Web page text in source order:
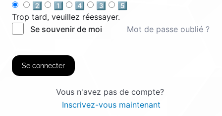
2️⃣
1️⃣ 4️⃣ 3️⃣
5️⃣
Trop tard, veuillez réessayer.
Se souvenir de moi
Mot de passe oublié ?
Se connecter
Vous n'avez pas de compte?
Inscrivez-vous maintenant